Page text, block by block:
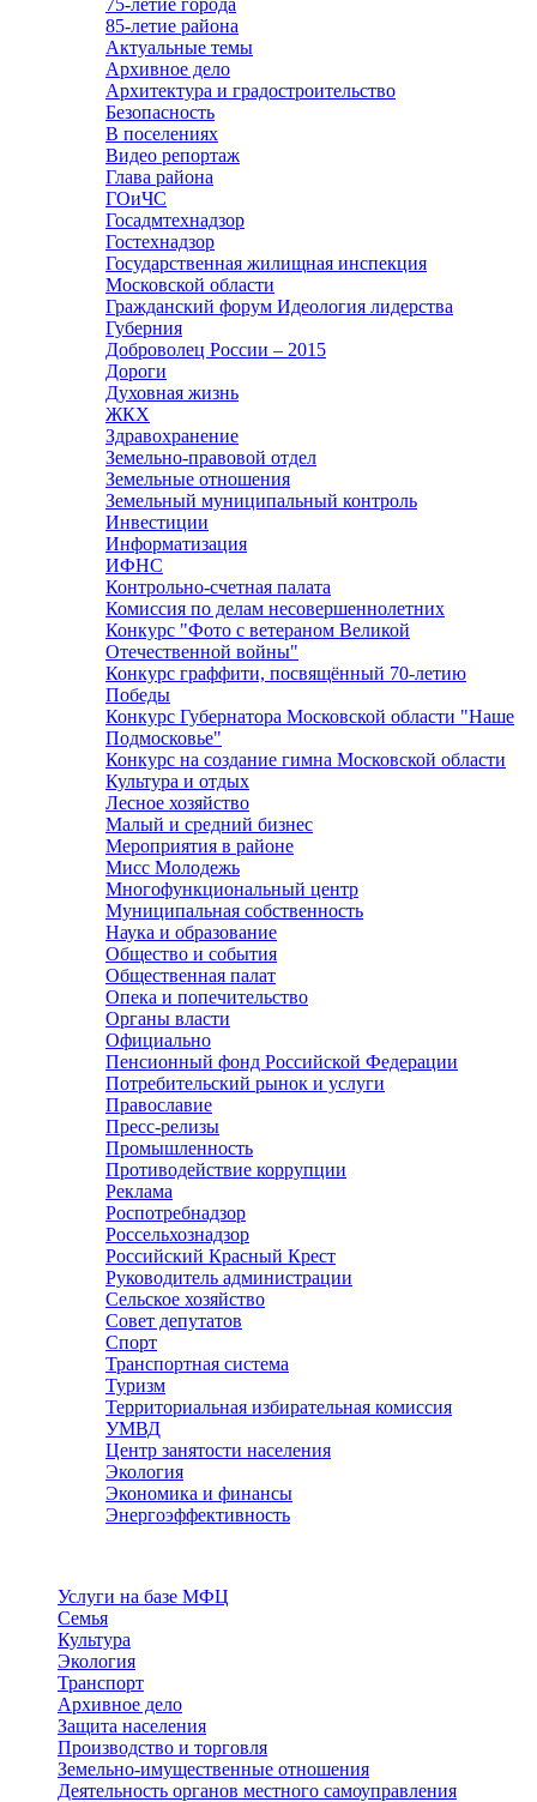
75-летие города
85-летие района
Актуальные темы
Архивное дело
Архитектура и градостроительство
Безопасность
В поселениях
Видео репортаж
Глава района
ГОиЧС
Госадмтехнадзор
Гостехнадзор
Государственная жилищная инспекция
Московской области
Гражданский форум Идеология лидерства
Губерния
Доброволец России – 2015
Дороги
Духовная жизнь
ЖКХ
Здравохранение
Земельно-правовой отдел
Земельные отношения
Земельный муниципальный контроль
Инвестиции
Информатизация
ИФНС
Контрольно-счетная палата
Комиссия по делам несовершеннолетних
Конкурс "Фото с ветераном Великой
Отечественной войны"
Конкурс граффити, посвящённый 70-летию
Победы
Конкурс Губернатора Московской области "Наше
Подмосковье"
Конкурс на создание гимна Московской области
Культура и отдых
Лесное хозяйство
Малый и средний бизнес
Мероприятия в районе
Мисс Молодежь
Многофункциональный центр
Муниципальная собственность
Наука и образование
Общество и события
Общественная палат
Опека и попечительство
Органы власти
Официально
Пенсионный фонд Российской Федерации
Потребительский рынок и услуги
Православие
Пресс-релизы
Промышленность
Противодействие коррупции
Реклама
Роспотребнадзор
Россельхознадзор
Российский Красный Крест
Руководитель администрации
Сельское хозяйство
Совет депутатов
Спорт
Транспортная система
Туризм
Территориальная избирательная комиссия
УМВД
Центр занятости населения
Экология
Экономика и финансы
Энергоэффективность
Услуги на базе МФЦ
Семья
Культура
Экология
Транспорт
Архивное дело
Защита населения
Производство и торговля
Земельно-имущественные отношения
Деятельность органов местного самоуправления